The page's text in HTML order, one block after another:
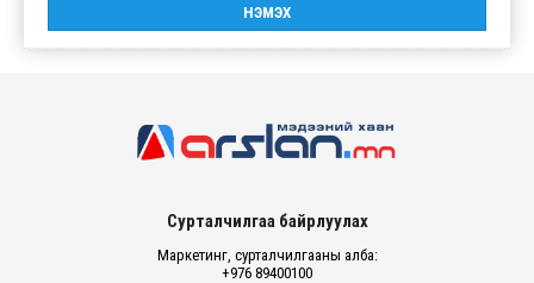
Сурталчилгаа байрлуулах
Маркетинг, сурталчилгааны алба:
+976 89400100